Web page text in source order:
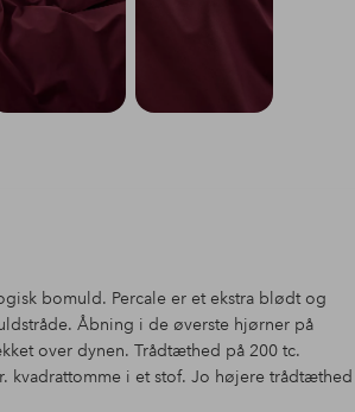
bomuld. Percale er et ekstra blødt og
Åbning i de øverste hjørner på
over dynen. Trådtæthed på 200 tc.
kvadrattomme i et stof. Jo højere trådtæthed